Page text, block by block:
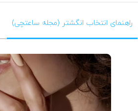
راهنمای انتخاب انگشتر (مجله ساعتچی)